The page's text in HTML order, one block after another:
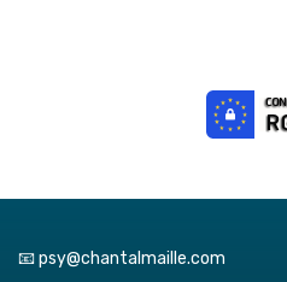
📧 psy@chantalmaille.com